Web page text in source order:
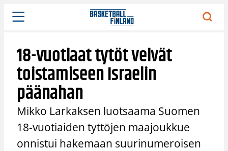
Siirry
sisältöön
18-vuotiaat tytöt veivät
toistamiseen Israelin
päänahan
Mikko Larkaksen luotsaama Suomen
18-vuotiaiden tyttöjen maajoukkue
onnistui hakemaan suurinumeroisen